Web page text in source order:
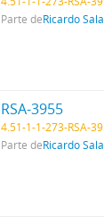
Parte deRicardo
RSA-3955
4.51-1-1-273-RSA-
Parte deRicardo